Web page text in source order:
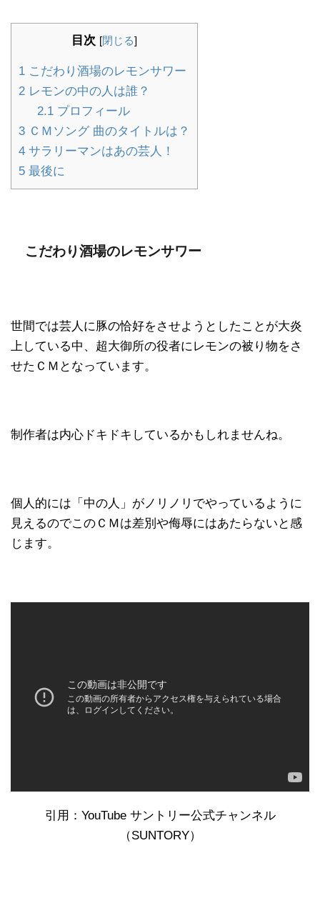
目次 [閉じる]
1 こだわり酒場のレモンサワー
2 レモンの中の人は誰？
2.1プロフィール
3 ＣＭソング 曲のタイトルは？
4 サラリーマンはあの芸人！
5 最後に
こだわり酒場のレモンサワー
世間では芸人に豚の恰好をさせようとしたことが大炎
上している中、超大御所の役者にレモンの被り物をさ
せたＣＭとなっています。
制作者は内心ドキドキしているかもしれませんね。
個人的には「中の人」がノリノリでやっているように
見えるのでこのＣＭは差別や侮辱にはあたらないと感
じます。
引用：YouTube サントリー公式チャンネル
（SUNTORY）